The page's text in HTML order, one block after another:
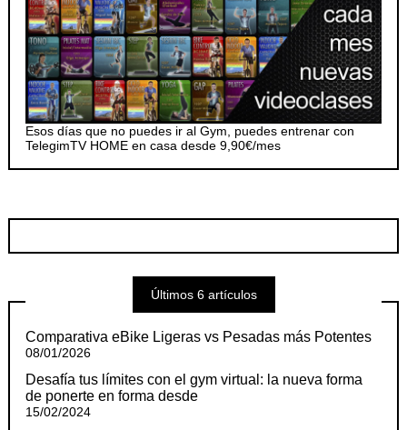
Esos días que no puedes ir al Gym, puedes entrenar con
TelegimTV HOME en casa desde 9,90€/mes
Últimos 6 artículos
Comparativa eBike Ligeras vs Pesadas más Potentes
08/01/2026
Desafía tus límites con el gym virtual: la nueva forma
de ponerte en forma desde
15/02/2024